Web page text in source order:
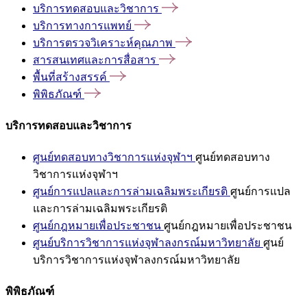
บริการทดสอบและวิชาการ
บริการทางการแพทย์
บริการตรวจวิเคราะห์คุณภาพ
สารสนเทศและการสื่อสาร
พื้นที่สร้างสรรค์
พิพิธภัณฑ์
บริการทดสอบและวิชาการ
ศูนย์ทดสอบทางวิชาการแห่งจุฬาฯ ศูนย์ทดสอบทาง
วิชาการแห่งจุฬาฯ
ศูนย์การแปลและการล่ามเฉลิมพระเกียรติ ศูนย์การแปล
และการล่ามเฉลิมพระเกียรติ
ศูนย์กฎหมายเพื่อประชาชน ศูนย์กฎหมายเพื่อประชาชน
ศูนย์บริการวิชาการแห่งจุฬาลงกรณ์มหาวิทยาลัย ศูนย์
บริการวิชาการแห่งจุฬาลงกรณ์มหาวิทยาลัย
พิพิธภัณฑ์